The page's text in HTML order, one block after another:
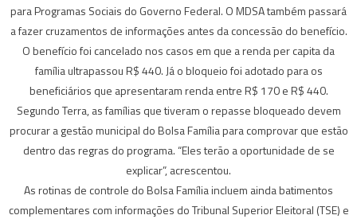
para Programas Sociais do Governo Federal. O MDSA também passará
a fazer cruzamentos de informações antes da concessão do benefício.
O benefício foi cancelado nos casos em que a renda per capita da
família ultrapassou R$ 440. Já o bloqueio foi adotado para os
beneficiários que apresentaram renda entre R$ 170 e R$ 440.
Segundo Terra, as famílias que tiveram o repasse bloqueado devem
procurar a gestão municipal do Bolsa Família para comprovar que estão
dentro das regras do programa. “Eles terão a oportunidade de se
explicar”, acrescentou.
As rotinas de controle do Bolsa Família incluem ainda batimentos
complementares com informações do Tribunal Superior Eleitoral (TSE) e